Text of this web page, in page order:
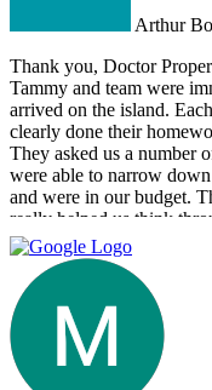
Arthur
Thank you, Doctor
Tammy and team were
arrived on the island.
clearly done their
They asked us a number
were able to narrow
and were in our budget.
really helped us think
island. They were tireless
numerous times from our
took us out to a beautiful
looking for an intelligent,
want to find the perfect
Property. Note: the other
spoken to from the US